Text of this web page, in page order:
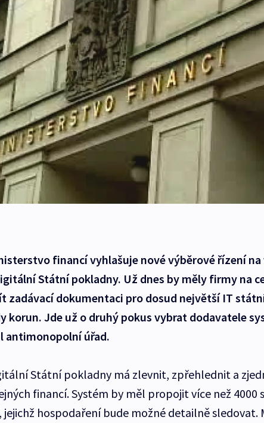
financí vyhlašuje nové výběrové řízení
Státní pokladny. Už dnes by měly firmy na
zadávací dokumentaci pro dosud největší IT
korun. Jde už o druhý pokus vybrat dodavatele
antimonopolní úřad.
Státní pokladny má zlevnit, zpřehlednit a
financí. Systém by měl propojit více než 4000
jejichž hospodaření bude možné detailně sledovat.